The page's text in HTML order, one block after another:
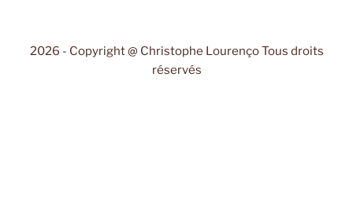
2026 - Copyright @ Christophe Lourenço Tous droits
réservés